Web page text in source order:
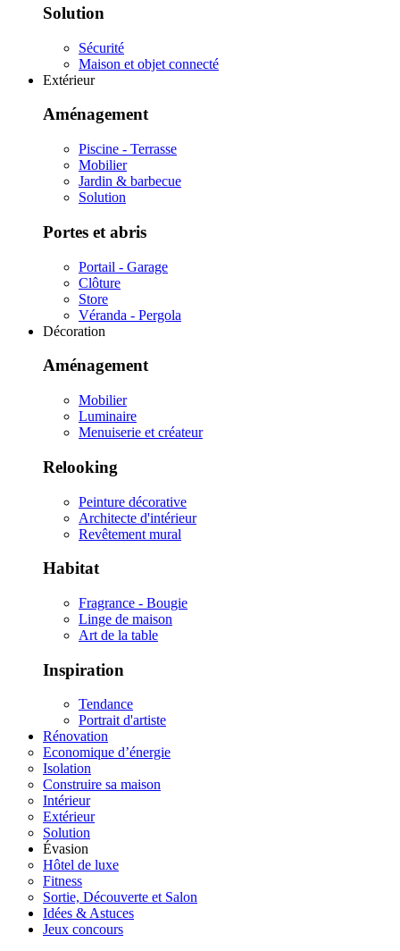
Solution
Sécurité
Maison et objet connecté
Extérieur
Aménagement
Piscine - Terrasse
Mobilier
Jardin & barbecue
Solution
Portes et abris
Portail - Garage
Clôture
Store
Véranda - Pergola
Décoration
Aménagement
Mobilier
Luminaire
Menuiserie et créateur
Relooking
Peinture décorative
Architecte d'intérieur
Revêtement mural
Habitat
Fragrance - Bougie
Linge de maison
Art de la table
Inspiration
Tendance
Portrait d'artiste
Rénovation
Economique d’énergie
Isolation
Construire sa maison
Intérieur
Extérieur
Solution
Évasion
Hôtel de luxe
Fitness
Sortie, Découverte et Salon
Idées & Astuces
Jeux concours